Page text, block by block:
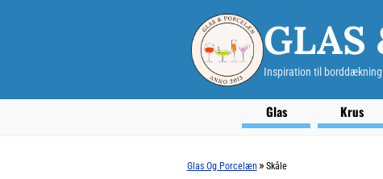
GLAS
Inspiration til
Glas Krus
Glas Og Porcelæn » Skåle